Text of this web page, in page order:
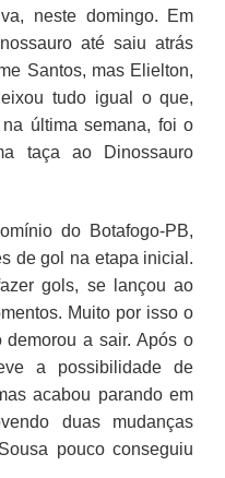
neste domingo. Em
até saiu atrás
Santos, mas Elielton,
tudo igual o que,
última semana, foi o
taça ao Dinossauro
do Botafogo-PB,
de gol na etapa inicial.
gols, se lançou ao
Muito por isso o
a sair. Após o
a possibilidade de
acabou parando em
duas mudanças
pouco conseguiu